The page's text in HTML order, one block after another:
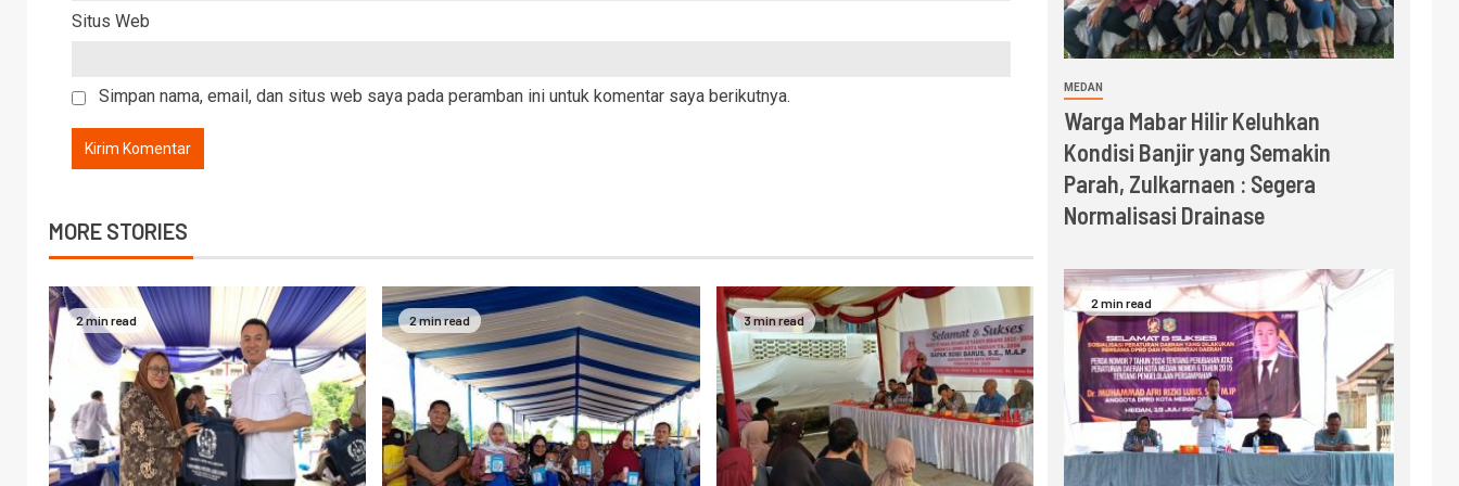
Situs Web
Simpan nama, email, dan situs web saya pada peramban ini untuk komentar saya berikutnya.
MORE STORIES
2 min read 2 min read 3 min read
MEDAN
Warga Mabar Hilir Keluhkan
Kondisi Banjir yang Semakin
Parah, Zulkarnaen : Segera
Normalisasi Drainase
2 min read